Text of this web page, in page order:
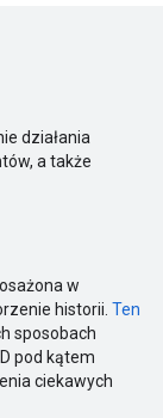
działania
a także
w
historii. Ten
sposobach
pod kątem
ciekawych